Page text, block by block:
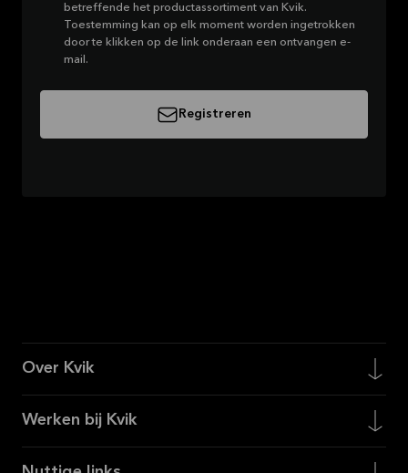
betreffende het productassortiment van Kvik.
Toestemming kan op elk moment worden ingetrokken
door te klikken op de link onderaan een ontvangen e-
mail.
Registreren
Over Kvik
Werken bij Kvik